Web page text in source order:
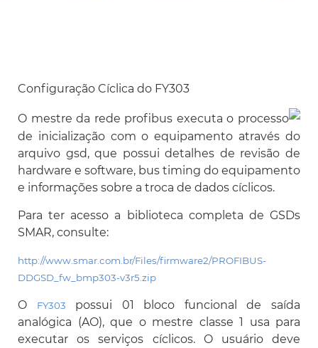
Configuração Cíclica do FY303
O mestre da rede profibus executa o processo
de inicialização com o equipamento através do
arquivo gsd, que possui detalhes de revisão de
hardware e software, bus timing do equipamento
e informações sobre a troca de dados cíclicos.
Para ter acesso a biblioteca completa de GSDs
SMAR, consulte:
http://www.smar.com.br/Files/firmware2/PROFIBUS-
DDGSD_fw_bmp303-v3r5.zip
O FY303
possui 01 bloco funcional de saída
analógica (AO), que o mestre classe 1 usa para
executar os serviços cíclicos. O usuário deve